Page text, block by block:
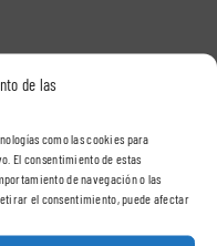
de las
como las cookies para
El consentimiento de estas
de navegación o las
el consentimiento, puede afectar
2